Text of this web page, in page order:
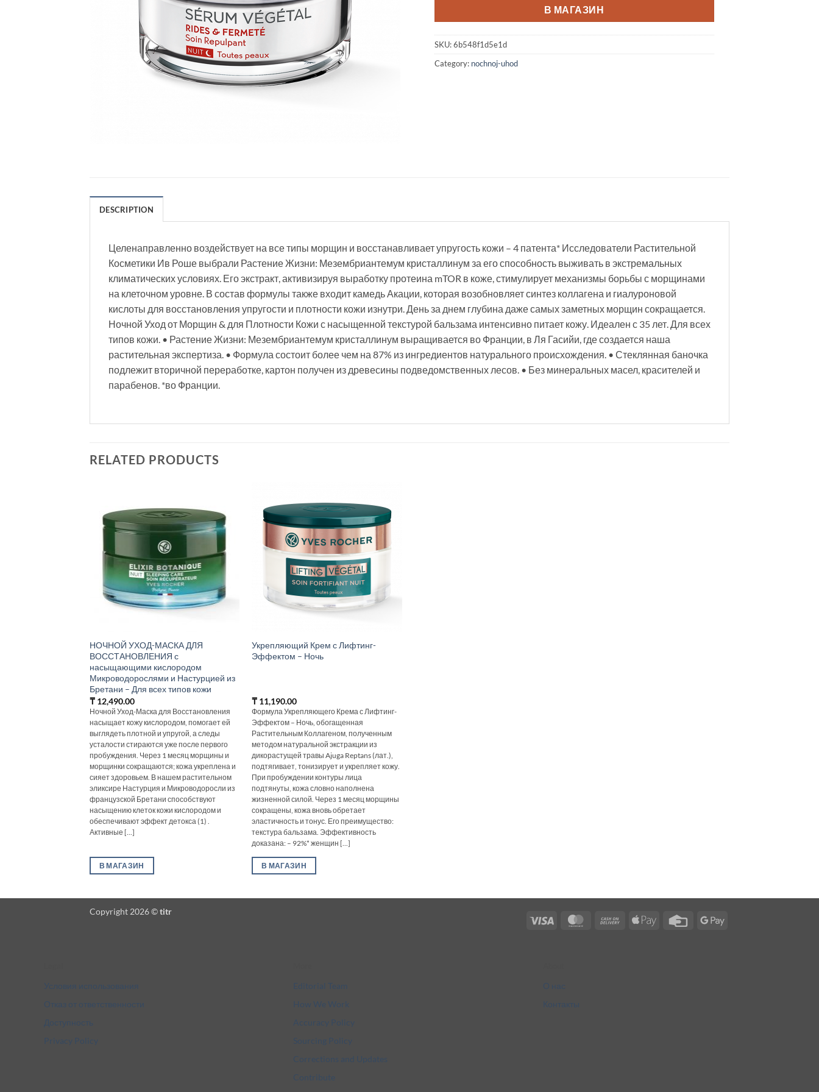
В МАГАЗИН
SKU:6b548f1d5e1d
Category: nochnoj-uhod
DESCRIPTION
Целенаправленно воздействует на все типы морщин и восстанавливает упругость кожи – 4 патента* Исследователи Растительной
Косметики Ив Роше выбрали Растение Жизни: Мезембриантемум кристаллинум за его способность выживать в экстремальных
климатических условиях. Его экстракт, активизируя выработку протеина mTOR в коже, стимулирует механизмы борьбы с морщинами
на клеточном уровне. В состав формулы также входит камедь Акации, которая возобновляет синтез коллагена и гиалуроновой
кислоты для восстановления упругости и плотности кожи изнутри. День за днем глубина даже самых заметных морщин сокращается.
Ночной Уход от Морщин & для Плотности Кожи с насыщенной текстурой бальзама интенсивно питает кожу. Идеален с 35 лет. Для всех
типов кожи. • Растение Жизни: Мезембриантемум кристаллинум выращивается во Франции, в Ля Гасийи, где создается наша
растительная экспертиза. • Формула состоит более чем на 87% из ингредиентов натурального происхождения. • Стеклянная баночка
подлежит вторичной переработке, картон получен из древесины подведомственных лесов. • Без минеральных масел, красителей и
парабенов. *во Франции.
RELATED PRODUCTS
НОЧНОЙ УХОД-МАСКА ДЛЯ
ВОССТАНОВЛЕНИЯ с
насыщающими кислородом
Микроводорослями и Настурцией из
Бретани – Для всех типов кожи
₸12,490.00
Ночной Уход-Маска для Восстановления
насыщает кожу кислородом, помогает ей
выглядеть плотной и упругой, а следы
усталости стираются уже после первого
пробуждения. Через 1 месяц морщины и
морщинки сокращаются; кожа укреплена и
сияет здоровьем. В нашем растительном
эликсире Настурция и Микроводоросли из
французской Бретани способствуют
насыщению клеток кожи кислородом и
обеспечивают эффект детокса (1) .
Активные [...]
В МАГАЗИН
Укрепляющий Крем с Лифтинг-
Эффектом – Ночь
₸ 11,190.00
Формула Укрепляющего Крема с Лифтинг-
Эффектом – Ночь, обогащенная
Растительным Коллагеном, полученным
методом натуральной экстракции из
дикорастущей травы Ajuga Reptans (лат.),
подтягивает, тонизирует и укрепляет кожу.
При пробуждении контуры лица
подтянуты, кожа словно наполнена
жизненной силой. Через 1 месяц морщины
сокращены, кожа вновь обретает
эластичность и тонус. Его преимущество:
текстура бальзама. Эффективность
доказана: – 92%* женщин [...]
В МАГАЗИН
Visa MasterCardCash
Apple
Credit
Google
Copyright 2026 ©titr
Условия использования
Отказ от ответственности
Доступность
Privacy Policy
Editorial Team
How We Work
Accuracy Policy
Sourcing Policy
Corrections and Updates
Contribute
О нас
Контакты